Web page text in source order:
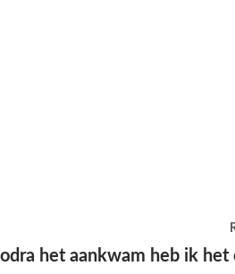
“Hoesje kwam snel aan en